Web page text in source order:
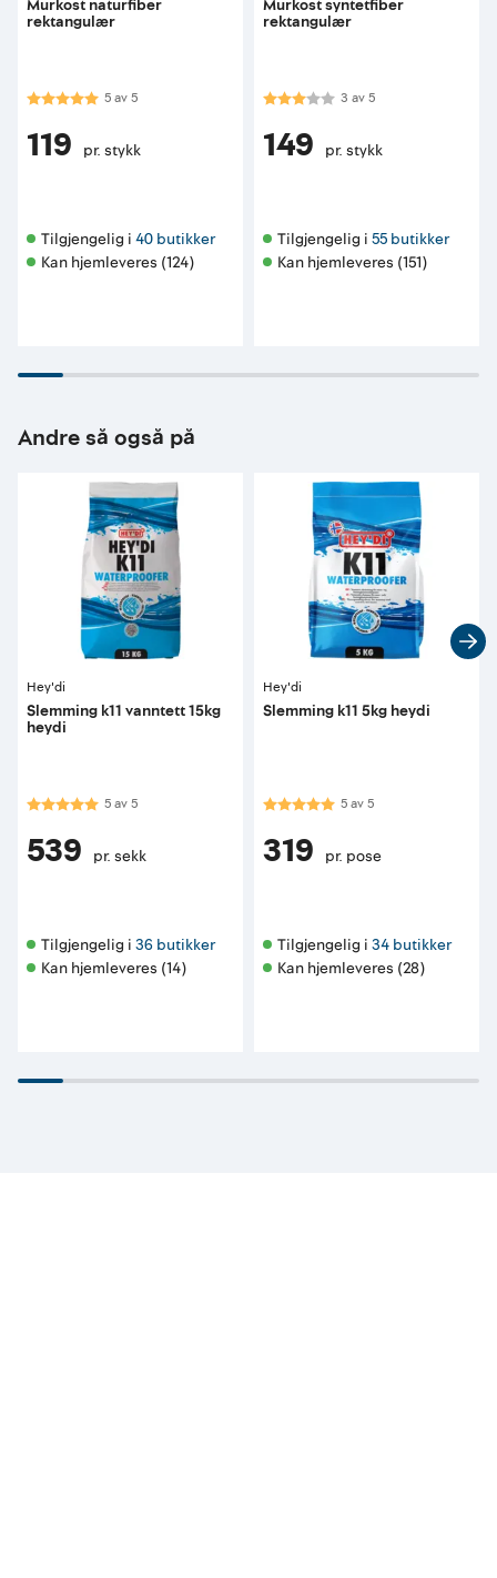
Murkost naturfiber
rektangulær
Karakter:5.0 av 5 mulige
5av5
119 pr. stykk
Tilgjengelig i 40 butikker
Kan hjemleveres (124)
Murkost syntetfiber
rektangulær
Karakter:3.0 av 5 mulige
3 av5
149 pr. stykk
Tilgjengelig i 55 butikker
Kan hjemleveres (151)
Andre så også på
Hey'di
Slemming k11 vanntett 15kg
heydi
Karakter:5.0 av 5 mulige
5av5
539 pr. sekk
Tilgjengelig i 36 butikker
Kan hjemleveres (14)
Hey'di
Slemming k11 5kg heydi
Karakter:5.0 av 5 mulige
5av5
319 pr. pose
Tilgjengelig i 34 butikker
Kan hjemleveres (28)